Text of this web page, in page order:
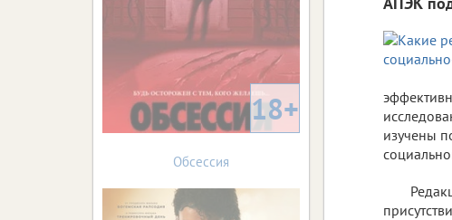
изучены
18+
Обсессия